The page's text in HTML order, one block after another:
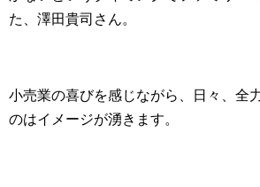
た、澤田貴司さん。
小売業の喜びを感じながら、日々、全
のはイメージが湧きます。